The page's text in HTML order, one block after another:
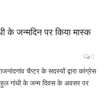
के जन्मदिन पर किया मास्क
0
चैप्टर के सदस्यों द्वारा कांग्रेस
गांधी के जन्म दिवस के अवसर पर